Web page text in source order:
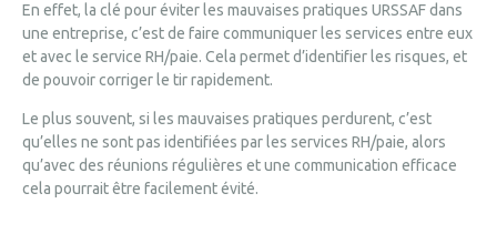
En effet, la clé pour éviter les mauvaises pratiques URSSAF dans
une entreprise, c’est de faire communiquer les services entre eux
et avec le service RH/paie. Cela permet d’identifier les risques, et
de pouvoir corriger le tir rapidement.
Le plus souvent, si les mauvaises pratiques perdurent, c’est
qu’elles ne sont pas identifiées par les services RH/paie, alors
qu’avec des réunions régulières et une communication efficace
cela pourrait être facilement évité.